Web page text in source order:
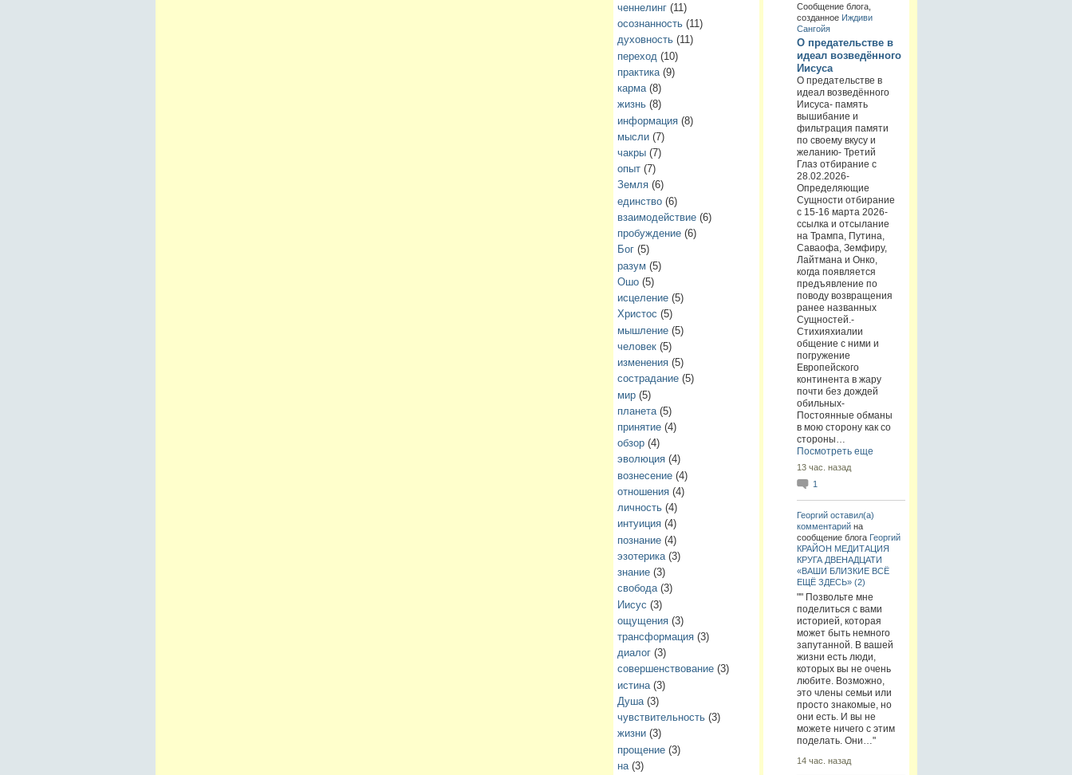
ченнелинг(11)
осознанность(11)
духовность(11)
переход (10)
практика(9)
карма(8)
жизнь(8)
информация(8)
мысли(7)
чакры(7)
опыт(7)
Земля(6)
единство(6)
взаимодействие(6)
пробуждение(6)
Бог(5)
разум (5)
Ошо(5)
исцеление(5)
Христос (5)
мышление(5)
человек(5)
изменения(5)
сострадание(5)
мир(5)
планета(5)
принятие(4)
обзор(4)
эволюция(4)
вознесение(4)
отношения(4)
личность(4)
интуиция(4)
познание(4)
эзотерика(3)
знание(3)
свобода(3)
Иисус (3)
ощущения(3)
трансформация(3)
диалог(3)
совершенствование(3)
истина(3)
Душа(3)
чувствительность(3)
жизни(3)
прощение(3)
на(3)
Сообщение блога,
созданное Иждиви
Сангойя
О предательстве в
идеал возведённого
Иисуса
О предательстве в
идеал возведённого
Иисуса- память
вышибание и
фильтрация памяти
по своему вкусу и
желанию- Третий
Глаз отбирание с
28.02.2026-
Определяющие
Сущности отбирание
с 15-16 марта 2026-
ссылка и отсылание
на Трампа, Путина,
Саваофа, Земфиру,
Лайтмана и Онко,
когда появляется
предъявление по
поводу возвращения
ранее названных
Сущностей.-
Стихияхиалии
общение с ними и
погружение
Европейского
континента в жару
почти без дождей
обильных-
Постоянные обманы
в мою сторону как со
стороны…
Посмотреть еще
13 час. назад
1
Георгий оставил(а)
комментарийна
сообщение блога Георгий
КРАЙОН МЕДИТАЦИЯ
КРУГА ДВЕНАДЦАТИ
«ВАШИ БЛИЗКИЕ ВСЁ
ЕЩЁ ЗДЕСЬ» (2)
"" Позвольте мне
поделиться с вами
историей, которая
может быть немного
запутанной. В вашей
жизни есть люди,
которых вы не очень
любите. Возможно,
это члены семьи или
просто знакомые, но
они есть. И вы не
можете ничего с этим
поделать. Они…"
14 час. назад